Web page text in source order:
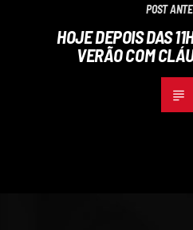
POST
HOJE DEPOIS DAS
VERÃO COM